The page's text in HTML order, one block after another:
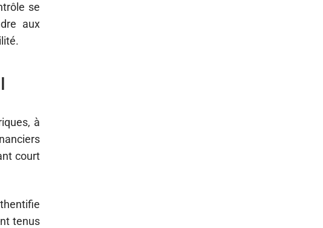
se
aux
à
court
tenus